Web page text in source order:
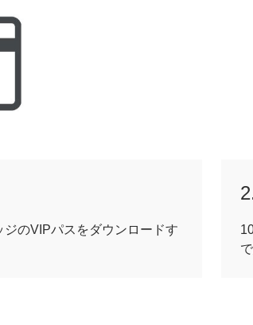
のVIPパスをダウンロードす